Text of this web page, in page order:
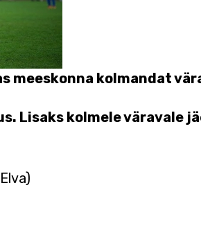
meeskonna kolmandat
Lisaks kolmele väravale